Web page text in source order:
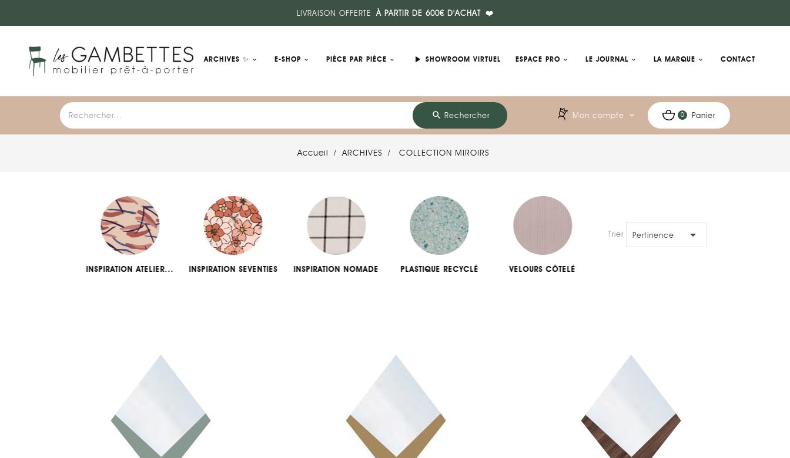
LIVRAISON OFFERTE À PARTIR DE 600€ D'ACHAT ❤️
ARCHIVES ✨ E-SHOP PIÈCE PAR PIÈCE play_arrow SHOWROOM VIRTUEL ESPACE PRO LE JOURNAL LA MARQUE CONTACT
search Rechercher 0 Panier
Mon compte expand_more
Accueil ARCHIVES COLLECTION MIROIRS
INSPIRATION ATELIER... INSPIRATION SEVENTIES INSPIRATION NOMADE PLASTIQUE RECYCLÉ VELOURS CÔTELÉ
Trier par:Pertinence 